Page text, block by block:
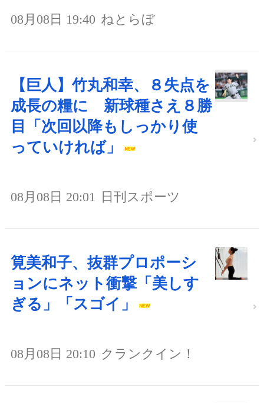
08月08日 19:40 ねとらぼ
【巨人】竹丸和幸、８失点を
成長の糧に 新球種さえ８勝
目「次回以降もしっかり使
っていければ」
08月08日 20:01 日刊スポーツ
筧美和子、抜群プロポーシ
ョンにネット衝撃「美しす
ぎる」「スゴイ」
08月08日 20:10 クランクイン！